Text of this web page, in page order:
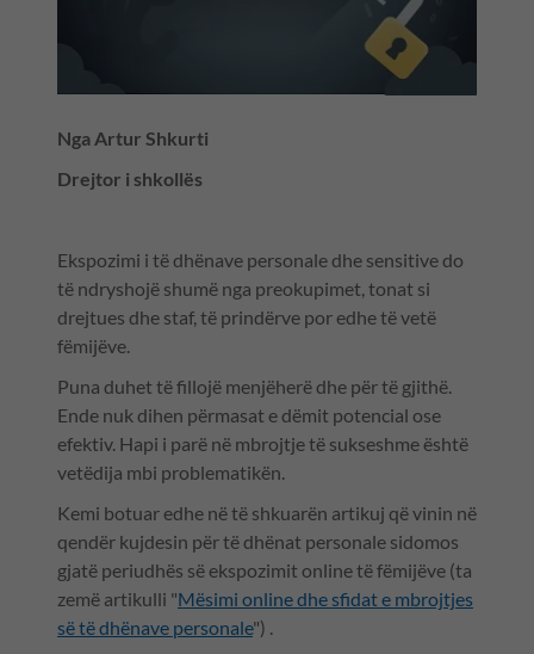
Nga Artur Shkurti
Drejtor i shkollës
Ekspozimi i të dhënave personale dhe sensitive do
të ndryshojë shumë nga preokupimet, tonat si
drejtues dhe staf, të prindërve por edhe të vetë
fëmijëve.
Puna duhet të fillojë menjëherë dhe për të gjithë.
Ende nuk dihen përmasat e dëmit potencial ose
efektiv. Hapi i parë në mbrojtje të sukseshme është
vetëdija mbi problematikën.
Kemi botuar edhe në të shkuarën artikuj që vinin në
qendër kujdesin për të dhënat personale sidomos
gjatë periudhës së ekspozimit online të fëmijëve (ta
zemë artikulli "Mësimi online dhe sfidat e mbrojtjes
së të dhënave personale") .